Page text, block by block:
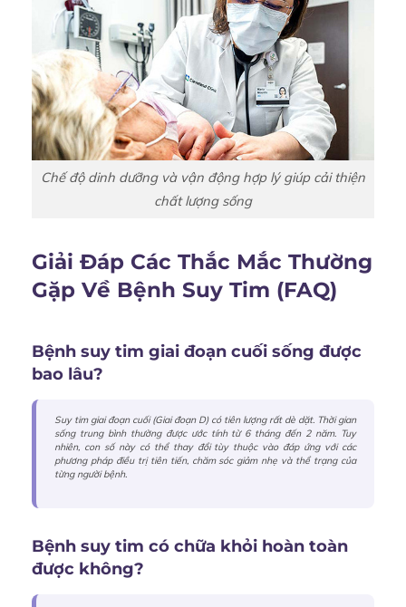
Chế độ dinh dưỡng và vận động hợp lý giúp cải thiện
chất lượng sống
Giải Đáp Các Thắc Mắc Thường
Gặp Về Bệnh Suy Tim (FAQ)
Bệnh suy tim giai đoạn cuối sống được
bao lâu?
Suy tim giai đoạn cuối (Giai đoạn D) có tiên lượng rất dè dặt. Thời gian
sống trung bình thường được ước tính từ 6 tháng đến 2 năm. Tuy
nhiên, con số này có thể thay đổi tùy thuộc vào đáp ứng với các
phương pháp điều trị tiên tiến, chăm sóc giảm nhẹ và thể trạng của
từng người bệnh.
Bệnh suy tim có chữa khỏi hoàn toàn
được không?